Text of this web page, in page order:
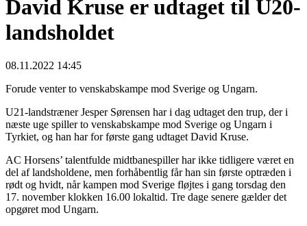
David Kruse er udtaget til U20-
landsholdet
08.11.2022 14:45
Forude venter to venskabskampe mod Sverige og Ungarn.
U21-landstræner Jesper Sørensen har i dag udtaget den trup, der i
næste uge spiller to venskabskampe mod Sverige og Ungarn i
Tyrkiet, og han har for første gang udtaget David Kruse.
AC Horsens’ talentfulde midtbanespiller har ikke tidligere været en
del af landsholdene, men forhåbentlig får han sin første optræden i
rødt og hvidt, når kampen mod Sverige fløjtes i gang torsdag den
17. november klokken 16.00 lokaltid. Tre dage senere gælder det
opgøret mod Ungarn.